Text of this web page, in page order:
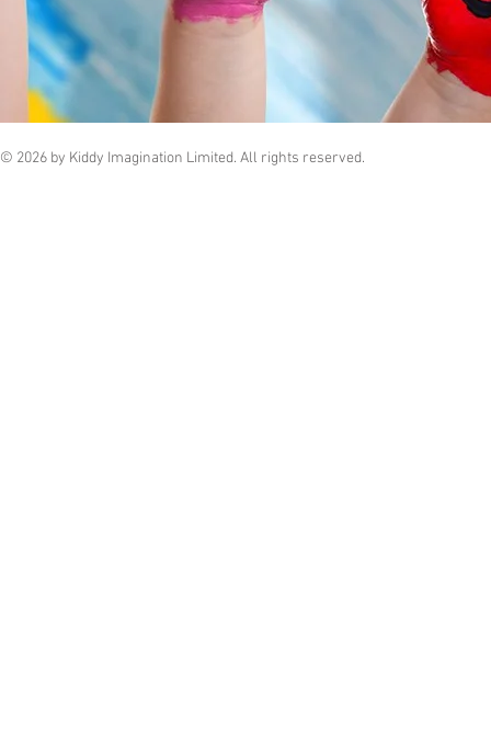
© 2026 by Kiddy Imagination Limited. All rights reserved.